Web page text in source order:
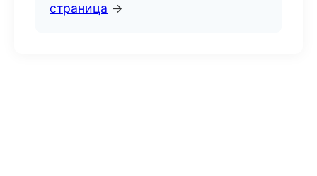
страница →